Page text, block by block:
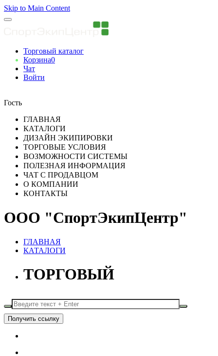
Skip to Main Content
Торговый каталог
Корзина0
Чат
Войти
Гость
ГЛАВНАЯ
КАТАЛОГИ
ДИЗАЙН ЭКИПИРОВКИ
ТОРГОВЫЕ УСЛОВИЯ
ВОЗМОЖНОСТИ СИСТЕМЫ
ПОЛЕЗНАЯ ИНФОРМАЦИЯ
ЧАТ С ПРОДАВЦОМ
О КОМПАНИИ
КОНТАКТЫ
ООО "СпортЭкипЦентр"
ГЛАВНАЯ
КАТАЛОГИ
ТОРГОВЫЙ
Получить ссылку